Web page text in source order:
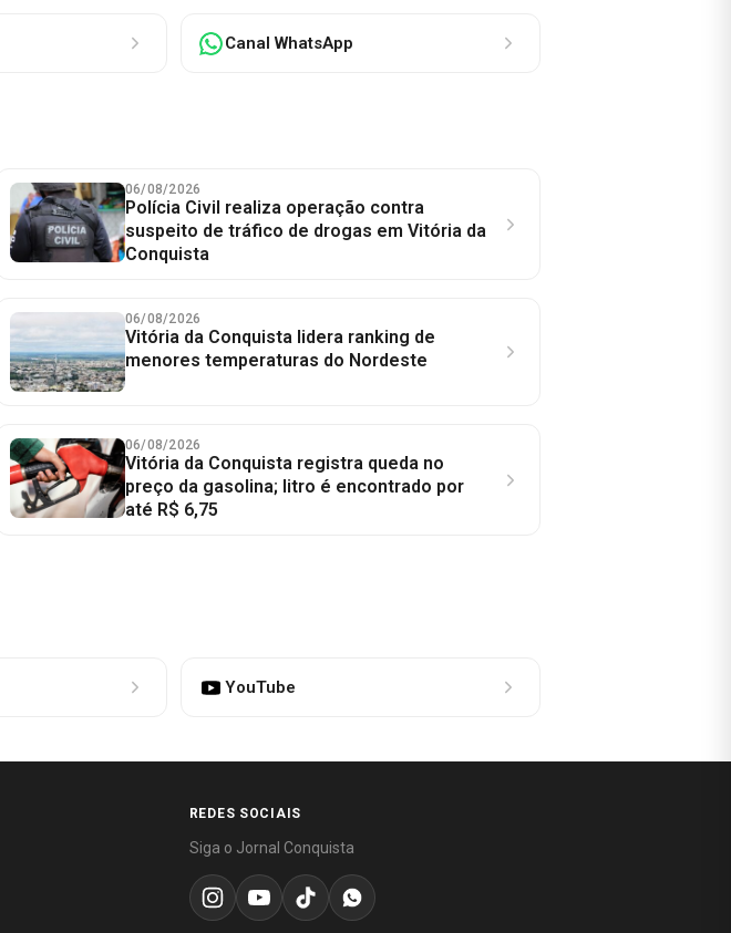
Canal WhatsApp
06/08/2026
Polícia Civil realiza operação contra
suspeito de tráfico de drogas em Vitória da
Conquista
06/08/2026
Vitória da Conquista lidera ranking de
menores temperaturas do Nordeste
06/08/2026
Vitória da Conquista registra queda no
preço da gasolina; litro é encontrado por
até R$ 6,75
YouTube
REDES SOCIAIS
Siga o Jornal Conquista